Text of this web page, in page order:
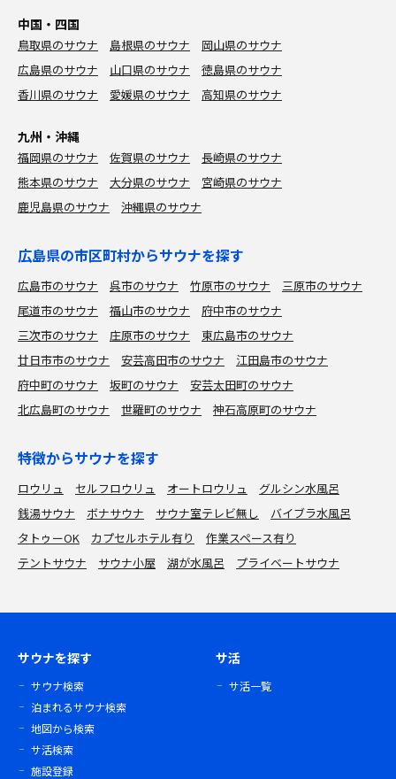
中国・四国
鳥取県のサウナ 島根県のサウナ
岡山県のサウナ
広島県のサウナ
山口県のサウナ
徳島県のサウナ
香川県のサウナ
愛媛県のサウナ 高知県のサウナ
九州・沖縄
福岡県のサウナ 佐賀県のサウナ
長崎県のサウナ
熊本県のサウナ
大分県のサウナ
宮崎県のサウナ
鹿児島県のサウナ
沖縄県のサウナ
広島県の市区町村からサウナを探す
広島市のサウナ 呉市のサウナ 竹原市のサウナ
三原市のサウナ
尾道市のサウナ
福山市のサウナ
府中市のサウナ
三次市のサウナ
庄原市のサウナ
東広島市のサウナ
廿日市市のサウナ
安芸高田市のサウナ
江田島市のサウナ
府中町のサウナ
坂町のサウナ
安芸太田町のサウナ
北広島町のサウナ
世羅町のサウナ 神石高原町のサウナ
特徴からサウナを探す
ロウリュ セルフロウリュ オートロウリュ
グルシン水風呂
銭湯サウナ
ボナサウナ サウナ室テレビ無し
バイブラ水風呂
タトゥーOK
カプセルホテル有り
作業スペース有り
テントサウナ
サウナ小屋 湖が水風呂 プライベートサウナ
サウナを探す
サウナ検索
泊まれるサウナ検索
地図から検索
サ活検索
施設登録
サ活
サ活一覧